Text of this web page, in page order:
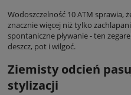
Wodoszczelność 10 ATM sprawia,
znacznie więcej niż tylko
spontaniczne pływanie - ten
deszcz, pot i wilgoć.
Ziemisty odcień
stylizacji